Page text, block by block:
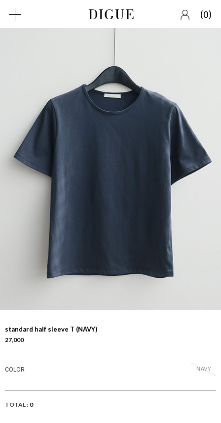
(0)
standard half sleeve T (NAVY)
27,000
COLOR NAVY
TOTAL : 0